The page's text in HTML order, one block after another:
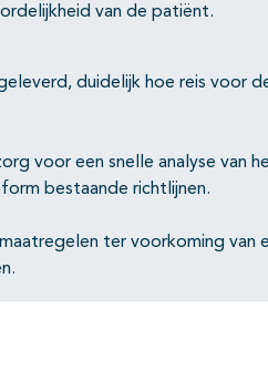
van de patiënt.
duidelijk hoe reis voor
voor een snelle analyse van
bestaande richtlijnen.
ter voorkoming van